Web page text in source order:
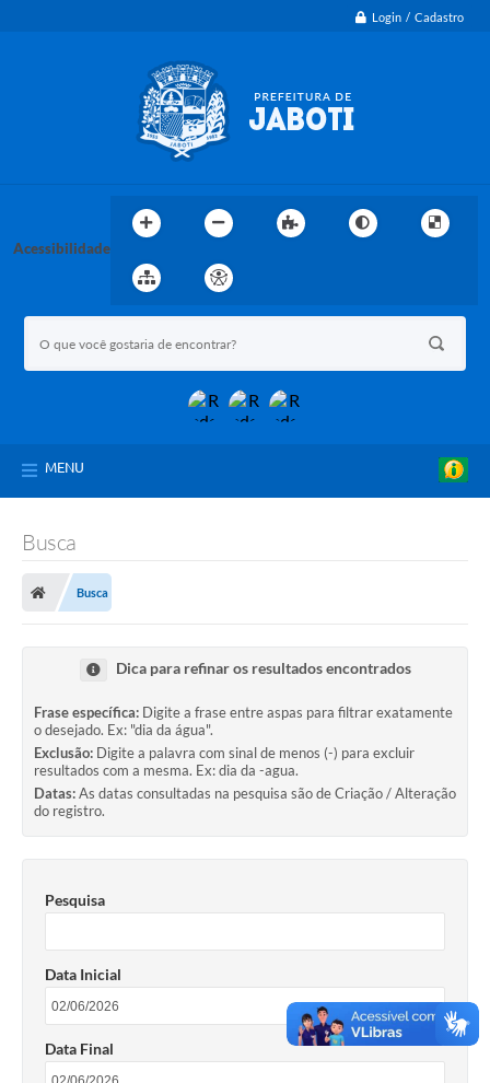
Login / Cadastro
Acessibilidade
MENU
Busca
Busca
Dica para refinar os resultados encontrados
Frase específica: Digite a frase entre aspas para filtrar exatamente
o desejado. Ex: "dia da água".
Exclusão: Digite a palavra com sinal de menos (-) para excluir
resultados com a mesma. Ex: dia da -agua.
Datas:As datas consultadas na pesquisa são de Criação / Alteração
do registro.
Pesquisa
Data Inicial
Data Final